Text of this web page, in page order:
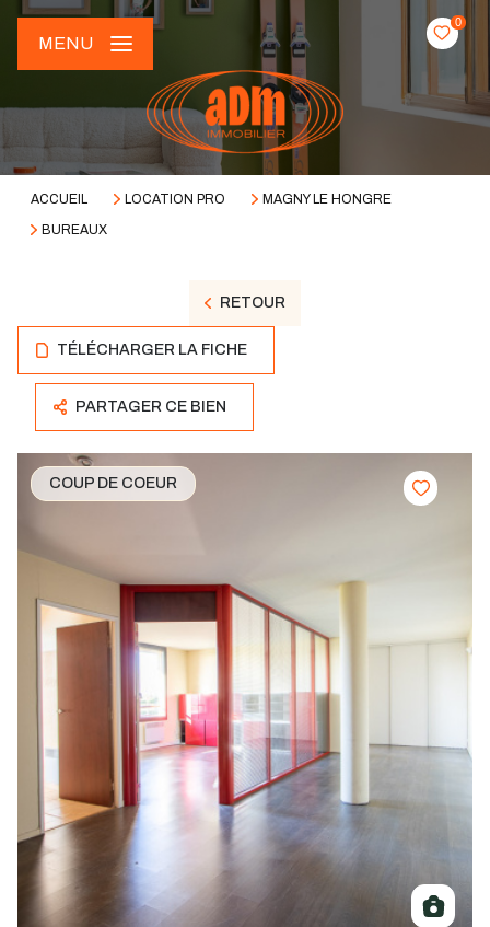
0
MENU
ACCUEIL LOCATION PRO
MAGNY LE HONGRE
BUREAUX
RETOUR
TÉLÉCHARGER LA FICHE
PARTAGER CE BIEN
COUP DE COEUR